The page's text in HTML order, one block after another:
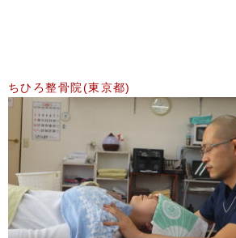
ちひろ整骨院(東京都)